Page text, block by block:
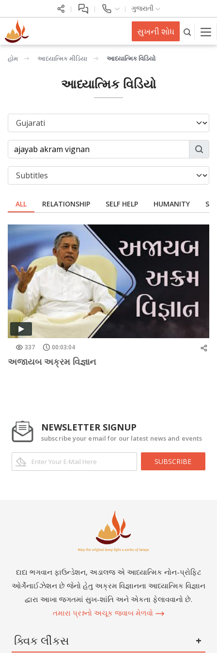
ગુજરાતી
સુખની શોધ
હોમ આધ્યાત્મિક મીડિયા આધ્યાત્મિક વિડિયો
આધ્યાત્મિક વિડિયો
ALL RELATIONSHIP SELF HELP HUMANITY
337 00:03:04
અજાયબ અક્રમ વિજ્ઞાન
NEWSLETTER SIGNUP
subscribe your email for our latest news and events
SUBSCRIBE
દાદા ભગવાન ફાઉન્ડેશન, અડાલજ એ આધ્યાત્મિક નોન-પ્રોફિટ
ઓર્ગેનાઈઝેશન છે જેનો હેતુ અક્રમ વિજ્ઞાનના આધ્યાત્મિક વિજ્ઞાન
દ્વારા આખા જગતમાં સુખ-શાંતિ અને એકતા ફેલાવવાનો છે.
તમારા પ્રશ્નનો અચૂક જવાબ મેળવો
ક્વિક લીંકસ